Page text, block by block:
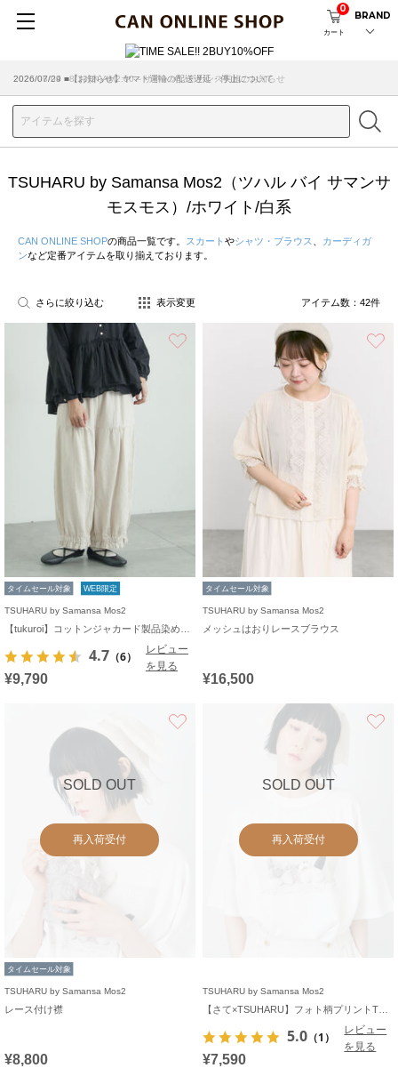
カート
0
BRAND
2026/07/29 ■【お知らせ】ヤマト運輸の配送遅延・停止について
TSUHARU by Samansa Mos2（ツハル バイ サマンサ
モスモス）/ホワイト/白系
CAN ONLINE SHOPの商品一覧です。 スカート やシャツ・ブラウス
カーディガ
ンなど定番アイテムを取り揃えております。
さらに絞り込む 表示変更 アイテム数： 42件
タイムセール対象 WEB限定
TSUHARU by Samansa Mos2
4.7 （6）
レビュー
を見る
¥9,790
タイムセール対象
TSUHARU by Samansa Mos2
メッシュはおりレースブラウス
¥16,500
SOLD OUT
再入荷受付
タイムセール対象
TSUHARU by Samansa Mos2
レース付け襟
¥8,800
SOLD OUT
再入荷受付
TSUHARU by Samansa Mos2
5.0 （1）
レビュー
を見る
¥7,590